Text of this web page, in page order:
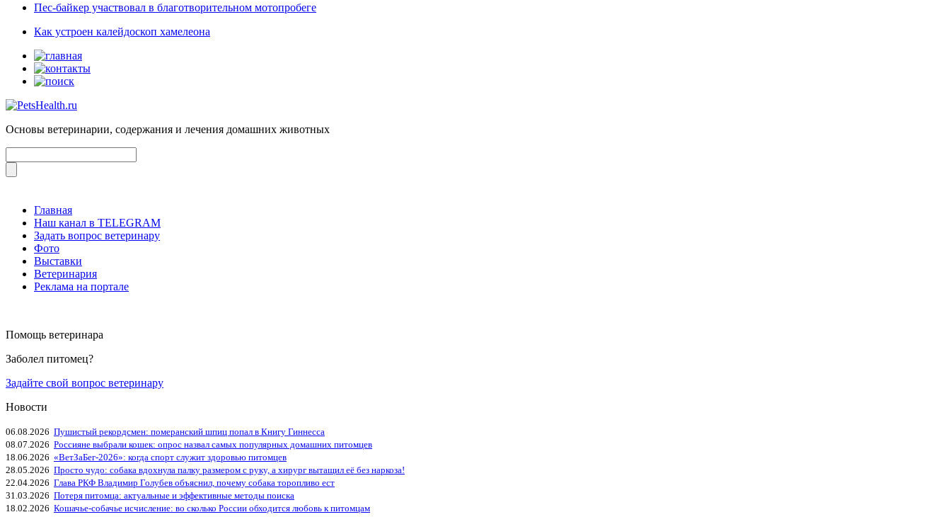
Пес-байкер участвовал в благотворительном мотопробеге
Как устроен калейдоскоп хамелеона
Основы ветеринарии, содержания и лечения домашних животных
Главная
Наш канал в TELEGRAM
Задать вопрос ветеринару
Фото
Выставки
Ветеринария
Реклама на портале
Помощь ветеринара
Заболел питомец?
Задайте свой вопрос ветеринару
Новости
06.08.2026 Пушистый рекордсмен: померанский шпиц попал в Книгу Гиннесса
08.07.2026 Россияне выбрали кошек: опрос назвал самых популярных домашних питомцев
18.06.2026 «ВетЗаБег‑2026»: когда спорт служит здоровью питомцев
28.05.2026 Просто чудо: собака вдохнула палку размером с руку, а хирург вытащил её без наркоза!
22.04.2026 Глава РКФ Владимир Голубев объяснил, почему собака торопливо ест
31.03.2026 Потеря питомца: актуальные и эффективные методы поиска
18.02.2026 Кошачье-собачье исчисление: во сколько России обходится любовь к питомцам